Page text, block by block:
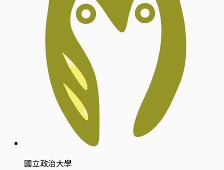
國立政治大學